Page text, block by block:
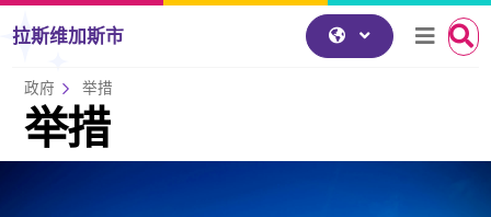
跳到内容
拉斯维加斯市
政府 举措
举措